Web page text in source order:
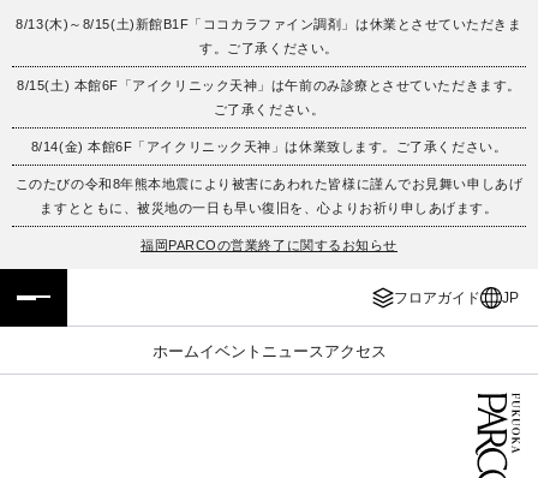
8/13(木)～8/15(土)新館B1F「ココカラファイン調剤」は休業とさせていただきま
す。ご了承ください。
8/15(土) 本館6F「アイクリニック天神」は午前のみ診療とさせていただきます。
ご了承ください。
8/14(金) 本館6F「アイクリニック天神」は休業致します。ご了承ください。
このたびの令和8年熊本地震により被害にあわれた皆様に謹んでお見舞い申しあげ
ますとともに、被災地の一日も早い復旧を、心よりお祈り申しあげます。
福岡PARCOの営業終了に関するお知らせ
フロアガイド JP
ホームイベント ニュース アクセス
フロアガイド
施設案内・アクセス
イベント・ポップアップ
レストラン・カフェ
ENGLISH
繁体字
簡体字
ภาษาไทย